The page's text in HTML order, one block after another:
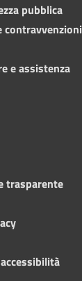
pubblica
contravvenzioni
e assistenza
trasparente